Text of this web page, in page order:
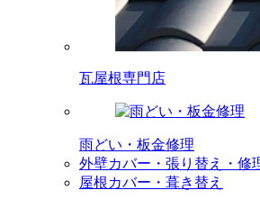
瓦屋根専門店
雨どい・板金修理
外壁カバー・張り替え・修
屋根カバー・葺き替え